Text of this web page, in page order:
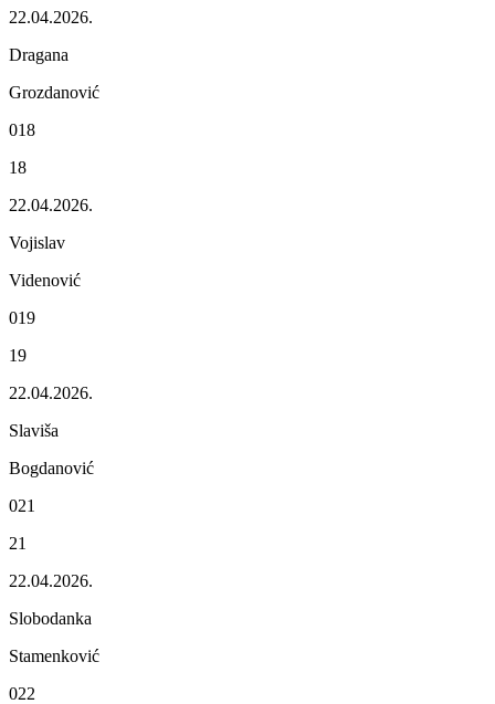
22.04.2026.
Dragana
Grozdanović
018
18
22.04.2026.
Vojislav
Vidеnović
019
19
22.04.2026.
Slaviša
Bogdanović
021
21
22.04.2026.
Slobodanka
Stamеnković
022